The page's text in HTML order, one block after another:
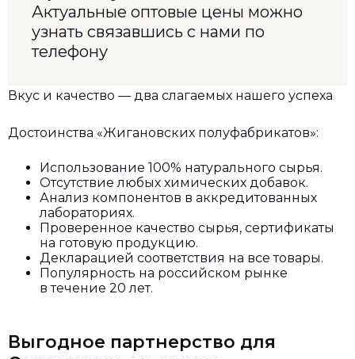
Актуальные оптовые цены можно
узнать связавшись с нами по
телефону
Вкус и качество — два слагаемых нашего успеха
Достоинства «Жигановских полуфабрикатов»:
Использование 100% натурального сырья.
Отсутствие любых химических добавок.
Анализ компонентов в аккредитованных
лабораториях.
Проверенное качество сырья, сертификаты
на готовую продукцию.
Декларацией соответствия на все товары.
Популярность на российском рынке
в течение 20 лет.
Выгодное партнерство для